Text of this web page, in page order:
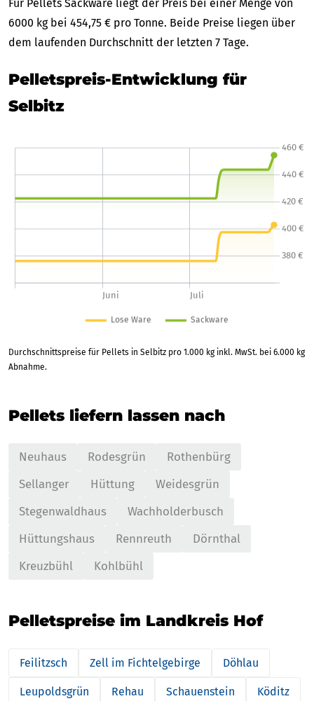
Für Pellets Sackware liegt der Preis bei einer Menge von
6000 kg bei 454,75 € pro Tonne. Beide Preise liegen über
dem laufenden Durchschnitt der letzten 7 Tage.
Pelletspreis-Entwicklung für
Selbitz
Durchschnittspreise für Pellets in Selbitz pro 1.000 kg inkl. MwSt. bei 6.000 kg
Abnahme.
Pellets liefern lassen nach
Neuhaus Rodesgrün
Rothenbürg
Sellanger
Hüttung
Weidesgrün
Stegenwaldhaus
Wachholderbusch
Hüttungshaus
Rennreuth
Dörnthal
Kreuzbühl
Kohlbühl
Pelletspreise im Landkreis Hof
Feilitzsch Zell im Fichtelgebirge Döhlau
Leupoldsgrün Rehau Schauenstein Köditz